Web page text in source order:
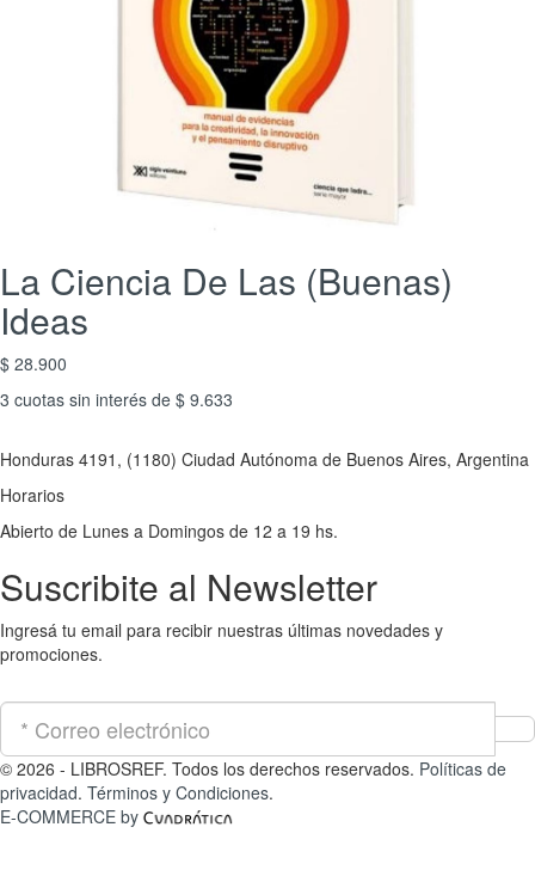
La Ciencia De Las (Buenas)
Ideas
$ 28.900
3 cuotas sin interés de $ 9.633
Honduras 4191, (1180) Ciudad Autónoma de Buenos Aires, Argentina
Horarios
Abierto de Lunes a Domingos de 12 a 19 hs.
Suscribite al Newsletter
Ingresá tu email para recibir nuestras últimas novedades y
promociones.
© 2026 - LIBROSREF. Todos los derechos reservados. Políticas de
privacidad. Términos y Condiciones.
E-COMMERCE by